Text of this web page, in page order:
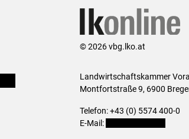
© 2026 vbg.lko.at
Landwirtschaftskammer
Montfortstraße 9, 6900
Telefon: +43 (0) 5574 400-0
E-Mail: